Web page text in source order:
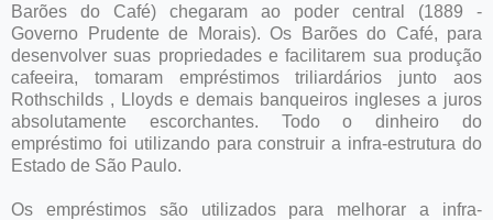
Barões do Café) chegaram ao poder central (1889 -
Governo Prudente de Morais). Os Barões do Café, para
desenvolver suas propriedades e facilitarem sua produção
cafeeira, tomaram empréstimos triliardários junto aos
Rothschilds , Lloyds e demais banqueiros ingleses a juros
absolutamente escorchantes. Todo o dinheiro do
empréstimo foi utilizando para construir a infra-estrutura do
Estado de São Paulo.
Os empréstimos são utilizados para melhorar a infra-